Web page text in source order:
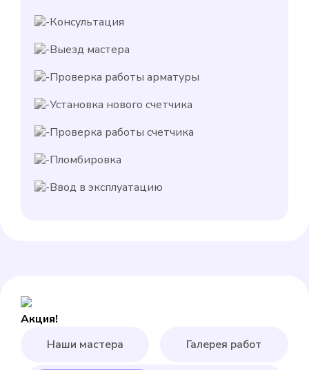
Консультация
Выезд мастера
Проверка работы арматуры
Установка нового счетчика
Проверка работы счетчика
Пломбировка
Ввод в эксплуатацию
Акция!
Наши мастера Галерея работ